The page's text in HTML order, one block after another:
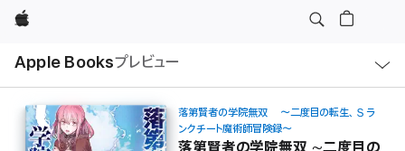
Apple
Apple Booksプレビュー
ル
落第賢者の学院無双 ～二度目の転生、Ｓラ
ンクチート魔術師冒険録～
落第賢者の学院無双 ~二度目の